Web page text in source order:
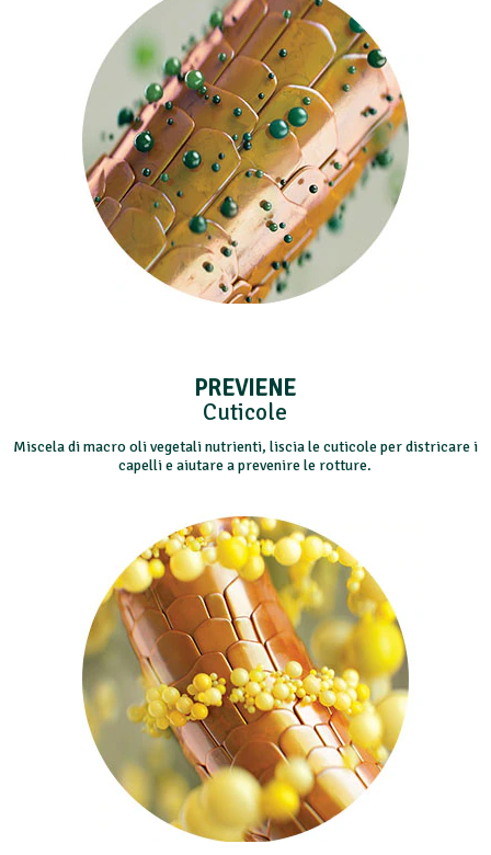
PREVIENE
Cuticole
Miscela di macro oli vegetali nutrienti, liscia le cuticole per districare i
capelli e aiutare a prevenire le rotture.